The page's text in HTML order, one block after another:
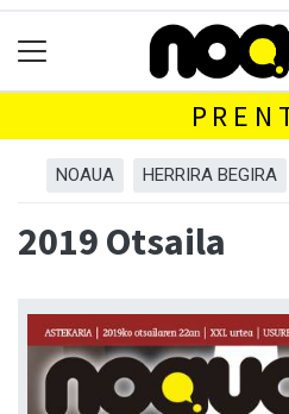
NOAUA HERRIRA BEGIRA
2019 Otsaila